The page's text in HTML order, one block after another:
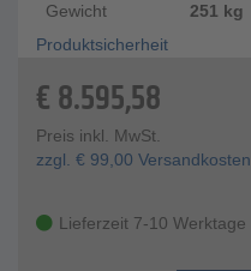
Gewicht
251 kg
Produktsicherheit
€8.595,58
Preis inkl. MwSt.
zzgl. € 99,00 Versandkosten
Lieferzeit 7-10 Werktage